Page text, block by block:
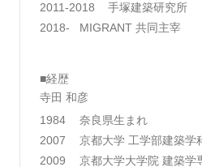
2011-2018
手塚建築研究所
2018-
MIGRANT 共同主宰
■経歴
寺田 和彦
1984
奈良県生まれ
2007
京都大学 工学部建築学
2009
京都大学大学院 建築学